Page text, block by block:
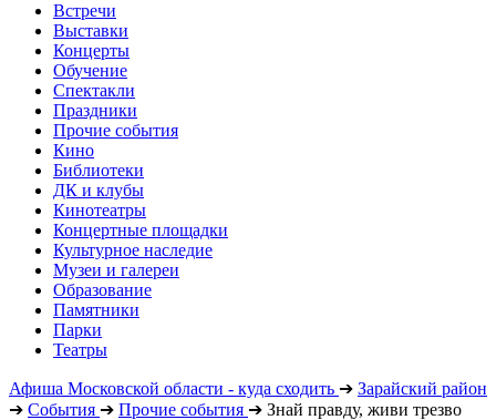
Встречи
Выставки
Концерты
Обучение
Спектакли
Праздники
Прочие события
Кино
Библиотеки
ДК и клубы
Кинотеатры
Концертные площадки
Культурное наследие
Музеи и галереи
Образование
Памятники
Парки
Театры
Афиша Московской области - куда сходить ➔ Зарайский район
➔ События ➔ Прочие события ➔ Знай правду, живи трезво